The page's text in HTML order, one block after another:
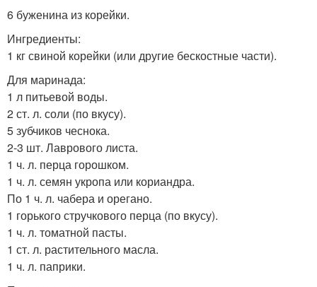
6 буженина из корейки.
Ингредиенты:
1 кг свиной корейки (или другие бескостные части).
Для маринада:
1 л питьевой воды.
2 ст. л. соли (по вкусу).
5 зубчиков чеснока.
2-3 шт. Лаврового листа.
1 ч. л. перца горошком.
1 ч. л. семян укропа или кориандра.
По 1 ч. л. чабера и орегано.
1 горького стручкового перца (по вкусу).
1 ч. л. томатной пасты.
1 ст. л. растительного масла.
1 ч. л. паприки.